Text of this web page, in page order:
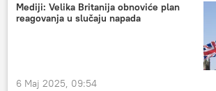
Mediji: Velika Britanija obnoviće plan
reagovanja u slučaju napada
6 Maj 2025, 09:54